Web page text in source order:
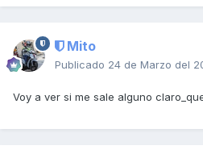
Mito
Publicado 24 de Marzo del
Voy a ver si me sale alguno